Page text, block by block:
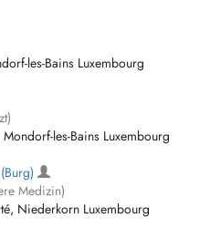
les-Bains Luxembourg
les-Bains Luxembourg
Medizin)
Niederkorn Luxembourg